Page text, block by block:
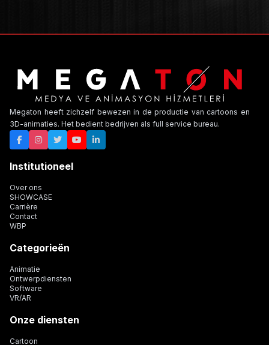
Megaton heeft zichzelf bewezen in de productie van cartoons en
3D-animaties. Het bedient bedrijven als full service bureau.
Institutioneel
Over ons
SHOWCASE
Carrière
Contact
WBP
Categorieën
Animatie
Ontwerpdiensten
Software
VR/AR
Onze diensten
Cartoon